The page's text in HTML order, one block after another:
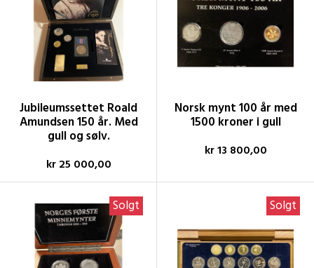
Jubileumssettet Roald
Amundsen 150 år. Med
gull og sølv.
kr 25 000,00
Norsk mynt 100 år med
1500 kroner i gull
kr 13 800,00
Solgt Solgt